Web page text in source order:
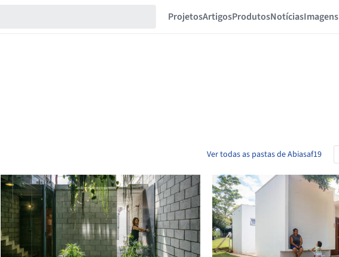
ProjetosArtigosProdutosNotíciasImagens
Ver todas as pastas de Abiasaf19